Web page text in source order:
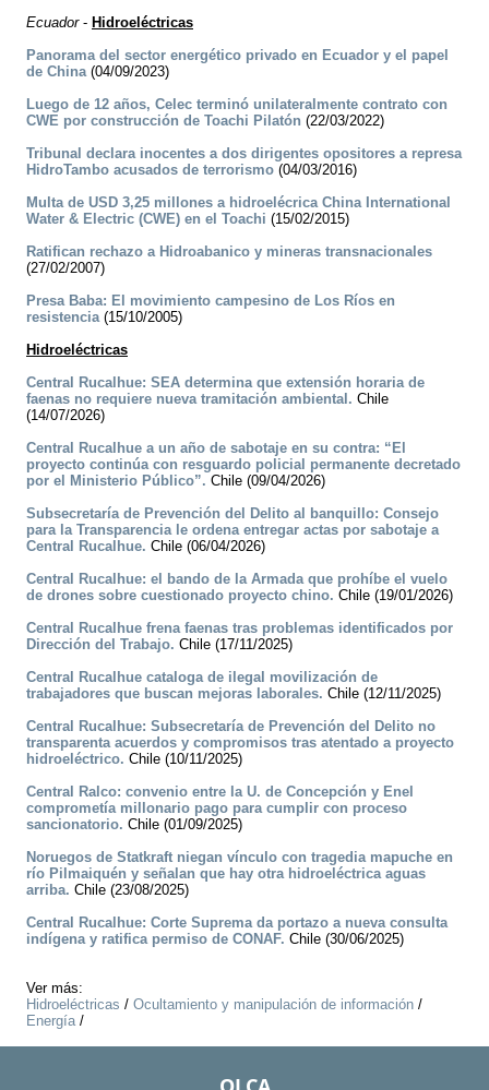
Ecuador- Hidroeléctricas
Panorama del sector energético privado en Ecuador y el papel
de China(04/09/2023)
Luego de 12 años, Celec terminó unilateralmente contrato con
CWE por construcción de Toachi Pilatón (22/03/2022)
Tribunal declara inocentes a dos dirigentes opositores a represa
HidroTambo acusados de terrorismo (04/03/2016)
Multa de USD 3,25 millones a hidroelécrica China International
Water & Electric (CWE) en el Toachi (15/02/2015)
Ratifican rechazo a Hidroabanico y mineras transnacionales
(27/02/2007)
Presa Baba: El movimiento campesino de Los Ríos en
resistencia(15/10/2005)
Hidroeléctricas
Central Rucalhue: SEA determina que extensión horaria de
faenas no requiere nueva tramitación ambiental. Chile
(14/07/2026)
Central Rucalhue a un año de sabotaje en su contra: “El
proyecto continúa con resguardo policial permanente decretado
por el Ministerio Público”. Chile (09/04/2026)
Subsecretaría de Prevención del Delito al banquillo: Consejo
para la Transparencia le ordena entregar actas por sabotaje a
Central Rucalhue. Chile (06/04/2026)
Central Rucalhue: el bando de la Armada que prohíbe el vuelo
de drones sobre cuestionado proyecto chino. Chile (19/01/2026)
Central Rucalhue frena faenas tras problemas identificados por
Dirección del Trabajo. Chile (17/11/2025)
Central Rucalhue cataloga de ilegal movilización de
trabajadores que buscan mejoras laborales. Chile (12/11/2025)
Central Rucalhue: Subsecretaría de Prevención del Delito no
transparenta acuerdos y compromisos tras atentado a proyecto
hidroeléctrico. Chile (10/11/2025)
Central Ralco: convenio entre la U. de Concepción y Enel
comprometía millonario pago para cumplir con proceso
sancionatorio. Chile (01/09/2025)
Noruegos de Statkraft niegan vínculo con tragedia mapuche en
río Pilmaiquén y señalan que hay otra hidroeléctrica aguas
arriba. Chile (23/08/2025)
Central Rucalhue: Corte Suprema da portazo a nueva consulta
indígena y ratifica permiso de CONAF. Chile (30/06/2025)
Ver más:
Hidroeléctricas / Ocultamiento y manipulación de información /
Energía/